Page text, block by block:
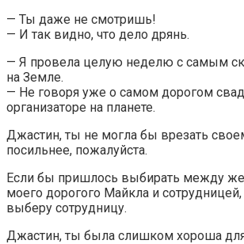
— Ты даже не смотришь!
— И так видно, что дело дрянь.
— Я провела целую неделю с самым
на Земле.
— Не говоря уже о самом дорогом
организаторе на планете.
Джастин, ты не могла бы врезать
посильнее, пожалуйста.
Если бы пришлось выбирать между
моего дорогого Майкла и сотрудницей,
выберу сотрудницу.
Джастин, ты была слишком хороша